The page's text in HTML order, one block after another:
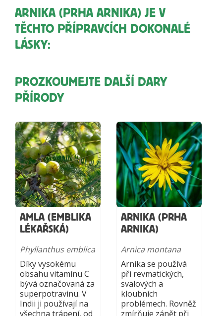
ARNIKA (PRHA ARNIKA) JE V
TĚCHTO PŘÍPRAVCÍCH DOKONALÉ
LÁSKY:
PROZKOUMEJTE DALŠÍ DARY
PŘÍRODY
AMLA (EMBLIKA
LÉKAŘSKÁ)
Phyllanthus emblica
Díky vysokému
obsahu vitamínu C
bývá označovaná za
superpotravinu. V
Indii ji používají na
všechna trápení, od
ARNIKA (PRHA
ARNIKA)
Arnica montana
Arnika se používá
při revmatických,
svalových a
kloubních
problémech. Rovněž
zmírňuje zánět při